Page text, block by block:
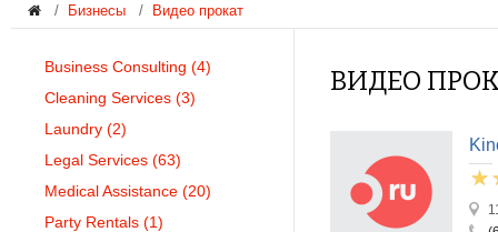
Бизнесы Видео прокат
ВИДЕО
Business Consulting (4)
Cleaning Services (3)
Laundry (2)
Legal Services (63)
Medical Assistance (20)
Party Rentals (1)